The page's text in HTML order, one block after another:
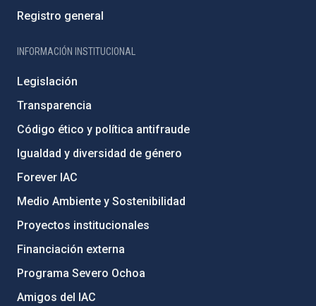
Registro general
INFORMACIÓN INSTITUCIONAL
Legislación
Transparencia
Código ético y política antifraude
Igualdad y diversidad de género
Forever IAC
Medio Ambiente y Sostenibilidad
Proyectos institucionales
Financiación externa
Programa Severo Ochoa
Amigos del IAC